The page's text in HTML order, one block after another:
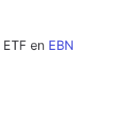
ETF en EBN